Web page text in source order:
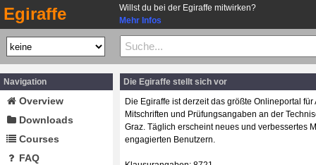
Egiraffe
Willst du bei der Egiraffe mitwirken?
Mehr Infos
Navigation
Overview
Downloads
Courses
FAQ
Die Egiraffe stellt sich vor
Die Egiraffe ist derzeit das größte Onlineportal
Mitschriften und Prüfungsangaben an der
Graz. Täglich erscheint neues und verbessertes
engagierten Benutzern.